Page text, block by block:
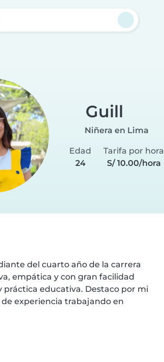
Guill
Niñera en Lima
Edad
24
Tarifa por hora
S/ 10.00/hora
del cuarto año de la carrera
empática y con gran facilidad
práctica educativa. Destaco por mi
experiencia trabajando en